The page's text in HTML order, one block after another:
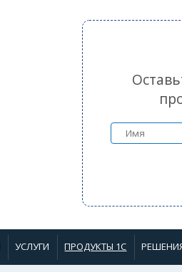
УСЛУГИ ПРОДУКТЫ 1С